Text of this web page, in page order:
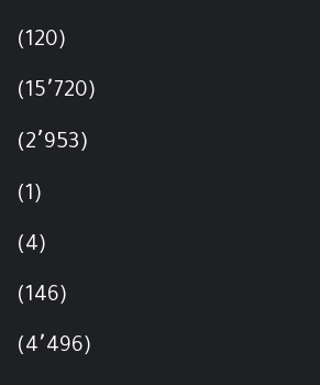
(120)
(15٬720)
(2٬953)
(1)
(4)
(146)
(4٬496)